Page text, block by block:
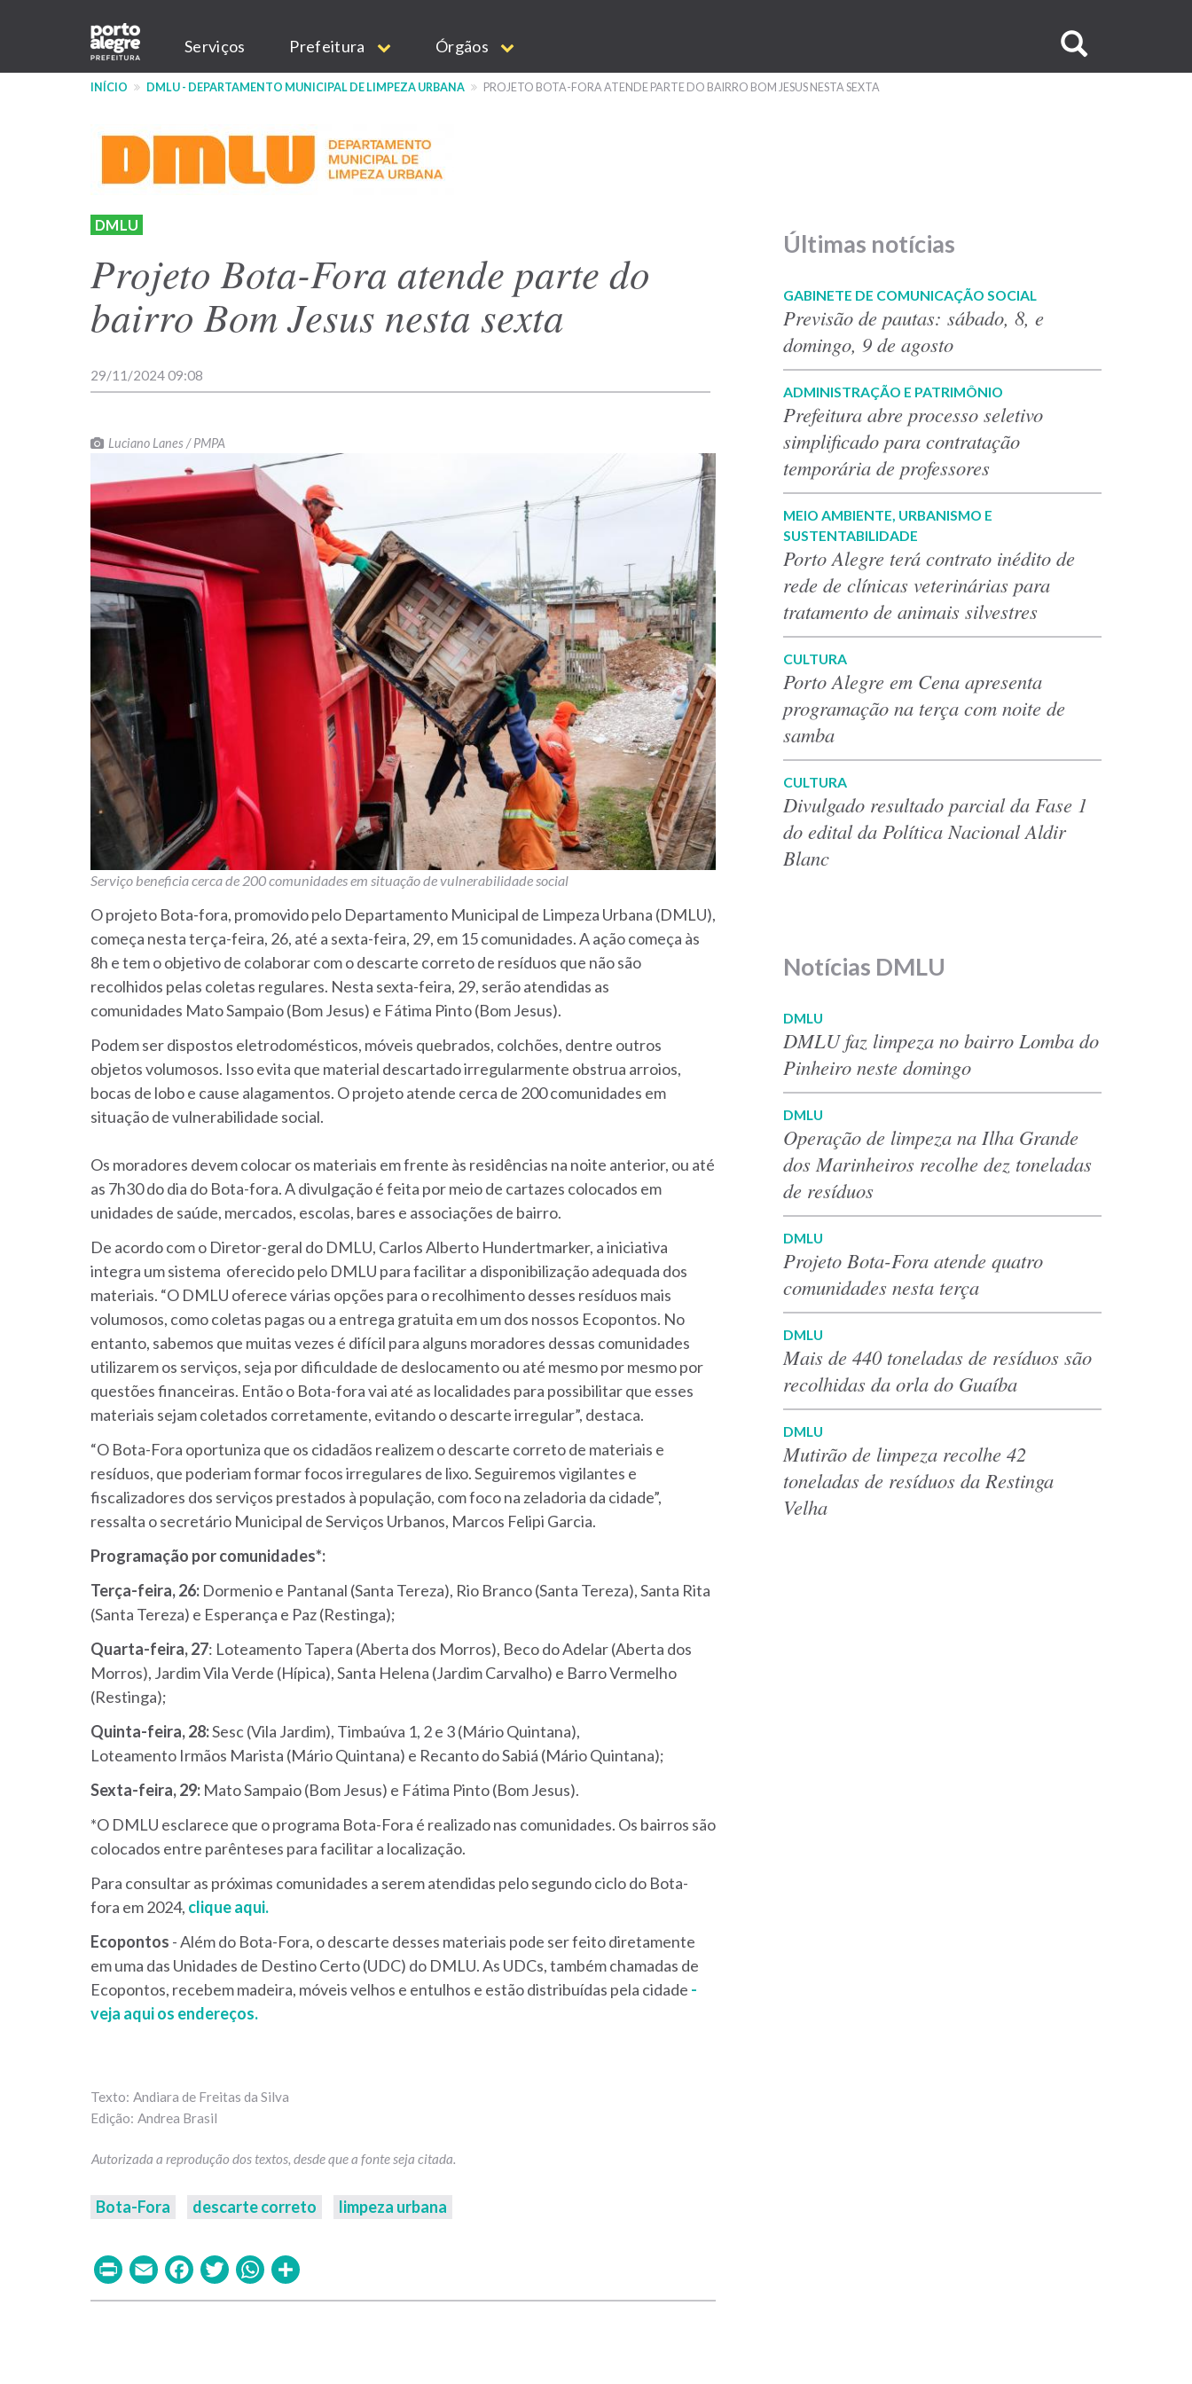
conteúdo
Main
navigation
Serviços Prefeitura Órgãos
no
INÍCIO DMLU - DEPARTAMENTO MUNICIPAL DE LIMPEZA URBANA PROJETO BOTA-FORA ATENDE PARTE DO BAIRRO BOM JESUS NESTA SEXTA
DMLU
Projeto Bota-Fora atende parte do
bairro Bom Jesus nesta sexta
29/11/2024 09:08
Luciano Lanes / PMPA
Serviço beneficia cerca de 200 comunidades em situação de vulnerabilidade social
O projeto Bota-fora, promovido pelo Departamento Municipal de Limpeza Urbana (DMLU),
começa nesta terça-feira, 26, até a sexta-feira, 29, em 15 comunidades. A ação começa às
8h e tem o objetivo de colaborar com o descarte correto de resíduos que não são
recolhidos pelas coletas regulares. Nesta sexta-feira, 29, serão atendidas as
comunidades Mato Sampaio (Bom Jesus) e Fátima Pinto (Bom Jesus).
Podem ser dispostos eletrodomésticos, móveis quebrados, colchões, dentre outros
objetos volumosos. Isso evita que material descartado irregularmente obstrua arroios,
bocas de lobo e cause alagamentos. O projeto atende cerca de 200 comunidades em
situação de vulnerabilidade social.
Os moradores devem colocar os materiais em frente às residências na noite anterior, ou até
as 7h30 do dia do Bota-fora. A divulgação é feita por meio de cartazes colocados em
unidades de saúde, mercados, escolas, bares e associações de bairro.
De acordo com o Diretor-geral do DMLU, Carlos Alberto Hundertmarker, a iniciativa
integra um sistema oferecido pelo DMLU para facilitar a disponibilização adequada dos
materiais. “O DMLU oferece várias opções para o recolhimento desses resíduos mais
volumosos, como coletas pagas ou a entrega gratuita em um dos nossos Ecopontos. No
entanto, sabemos que muitas vezes é difícil para alguns moradores dessas comunidades
utilizarem os serviços, seja por dificuldade de deslocamento ou até mesmo por mesmo por
questões financeiras. Então o Bota-fora vai até as localidades para possibilitar que esses
materiais sejam coletados corretamente, evitando o descarte irregular”, destaca.
“O Bota-Fora oportuniza que os cidadãos realizem o descarte correto de materiais e
resíduos, que poderiam formar focos irregulares de lixo. Seguiremos vigilantes e
fiscalizadores dos serviços prestados à população, com foco na zeladoria da cidade”,
ressalta o secretário Municipal de Serviços Urbanos, Marcos Felipi Garcia.
Programação por comunidades*:
Terça-feira, 26: Dormenio e Pantanal (Santa Tereza), Rio Branco (Santa Tereza), Santa Rita
(Santa Tereza) e Esperança e Paz (Restinga);
Quarta-feira, 27: Loteamento Tapera (Aberta dos Morros), Beco do Adelar (Aberta dos
Morros), Jardim Vila Verde (Hípica), Santa Helena (Jardim Carvalho) e Barro Vermelho
(Restinga);
Quinta-feira, 28:Sesc (Vila Jardim), Timbaúva 1, 2 e 3 (Mário Quintana),
Loteamento Irmãos Marista (Mário Quintana) e Recanto do Sabiá (Mário Quintana);
Sexta-feira, 29: Mato Sampaio (Bom Jesus) e Fátima Pinto (Bom Jesus).
*O DMLU esclarece que o programa Bota-Fora é realizado nas comunidades. Os bairros são
colocados entre parênteses para facilitar a localização.
Para consultar as próximas comunidades a serem atendidas pelo segundo ciclo do Bota-
fora em 2024, clique aqui.
Ecopontos - Além do Bota-Fora, o descarte desses materiais pode ser feito diretamente
em uma das Unidades de Destino Certo (UDC) do DMLU. As UDCs, também chamadas de
Ecopontos, recebem madeira, móveis velhos e entulhos e estão distribuídas pela cidade -
veja aqui os endereços.
Andiara de Freitas da Silva
Andrea Brasil
Bota-Fora descarte correto limpeza urbana
PrintEmailFacebook
TwitterWhatsApp
Últimas notícias
GABINETE DE COMUNICAÇÃO SOCIAL
Previsão de pautas: sábado, 8, e
domingo, 9 de agosto
ADMINISTRAÇÃO E PATRIMÔNIO
Prefeitura abre processo seletivo
simplificado para contratação
temporária de professores
MEIO AMBIENTE, URBANISMO E
SUSTENTABILIDADE
Porto Alegre terá contrato inédito de
rede de clínicas veterinárias para
tratamento de animais silvestres
CULTURA
Porto Alegre em Cena apresenta
programação na terça com noite de
samba
CULTURA
Divulgado resultado parcial da Fase 1
do edital da Política Nacional Aldir
Blanc
Notícias DMLU
DMLU
DMLU faz limpeza no bairro Lomba do
Pinheiro neste domingo
DMLU
Operação de limpeza na Ilha Grande
dos Marinheiros recolhe dez toneladas
de resíduos
DMLU
Projeto Bota-Fora atende quatro
comunidades nesta terça
DMLU
Mais de 440 toneladas de resíduos são
recolhidas da orla do Guaíba
DMLU
Mutirão de limpeza recolhe 42
toneladas de resíduos da Restinga
Velha